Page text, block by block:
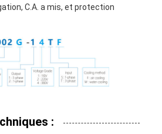
C.A. a mis, et protection
: